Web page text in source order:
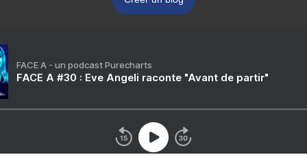
FACE A - un podcast Purecharts
FACE A #30 : Eve Angeli raconte "Avant de partir"